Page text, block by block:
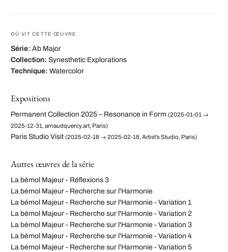
OÙ VIT CETTE ŒUVRE
Série: Ab Major
Collection: Synesthetic Explorations
Technique: Watercolor
Expositions
Permanent Collection 2025 – Resonance in Form (2025-01-01 →
2025-12-31, arnaudquercy.art, Paris)
Paris Studio Visit (2025-02-18 → 2025-02-18, Artist's Studio, Paris)
Autres œuvres de la série
La bémol Majeur - Réflexions 3
La bémol Majeur - Recherche sur l'Harmonie
La bémol Majeur - Recherche sur l'Harmonie - Variation 1
La bémol Majeur - Recherche sur l'Harmonie - Variation 2
La bémol Majeur - Recherche sur l'Harmonie - Variation 3
La bémol Majeur - Recherche sur l'Harmonie - Variation 4
La bémol Majeur - Recherche sur l'Harmonie - Variation 5